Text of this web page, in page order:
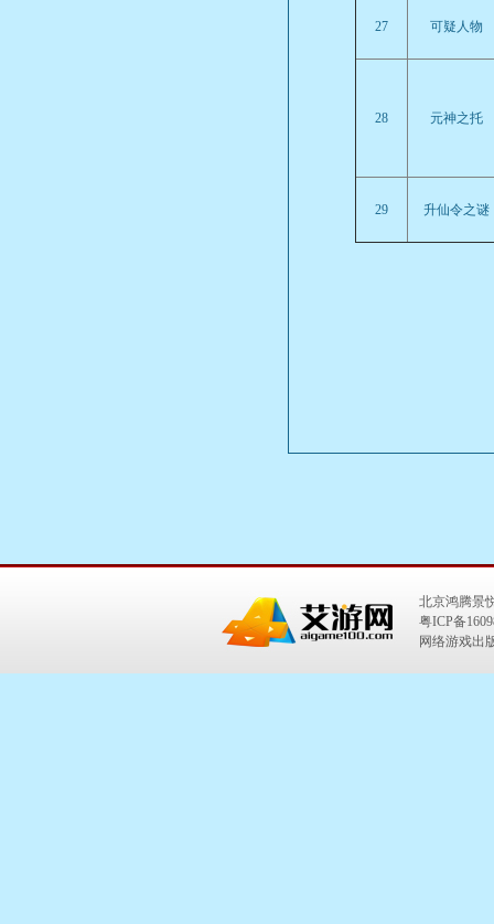
27 可疑人物
28 元神之托
29 升仙令之谜
北京鸿腾景
粤ICP备
网络游戏出